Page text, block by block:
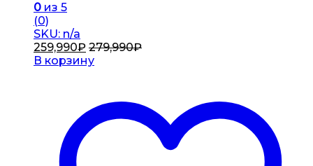
0 из 5
(0)
SKU: n/a
259,990₽ 279,990₽
В корзину